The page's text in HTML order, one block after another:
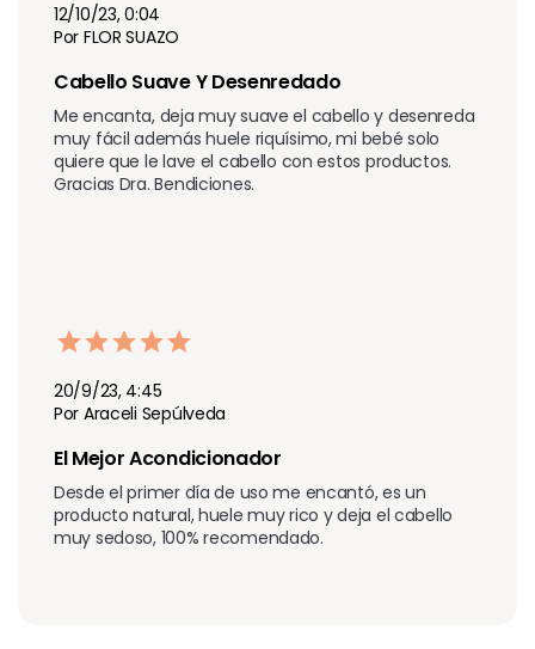
12/10/23, 0:04
Por FLOR SUAZO
Cabello Suave Y Desenredado
Me encanta, deja muy suave el cabello y desenreda
muy fácil además huele riquísimo, mi bebé solo
quiere que le lave el cabello con estos productos.
Gracias Dra. Bendiciones.
20/9/23, 4:45
Por Araceli Sepúlveda
El Mejor Acondicionador
Desde el primer día de uso me encantó, es un
producto natural, huele muy rico y deja el cabello
muy sedoso, 100% recomendado.